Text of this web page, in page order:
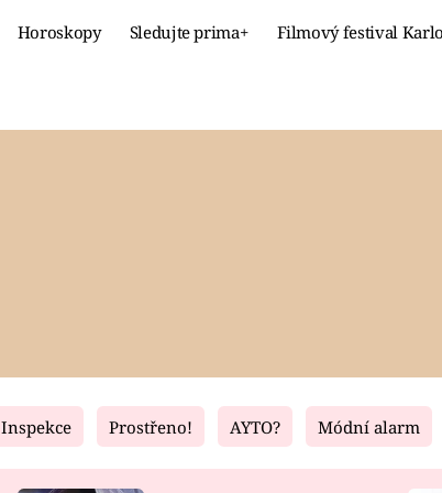
Horoskopy Sledujte prima+ Filmový festival
Fresh Living
Inspekce Prostřeno! AYTO? Módní alarm